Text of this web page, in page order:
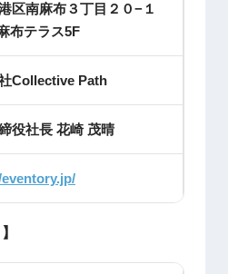
区南麻布３丁目２０−１
布テラス5F
Collective Path
役社長 花崎 茂晴